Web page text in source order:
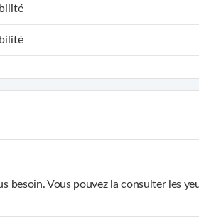
besoin. Vous pouvez la consulter les